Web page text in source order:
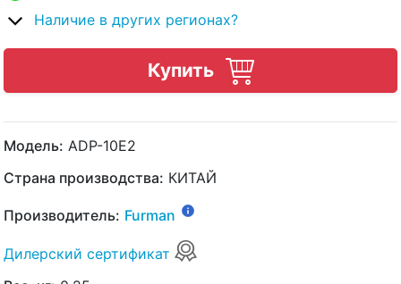
Наличие в других регионах?
Купить
Модель: ADP-10E2
Страна производства: КИТАЙ
Производитель: Furman
Дилерский сертификат